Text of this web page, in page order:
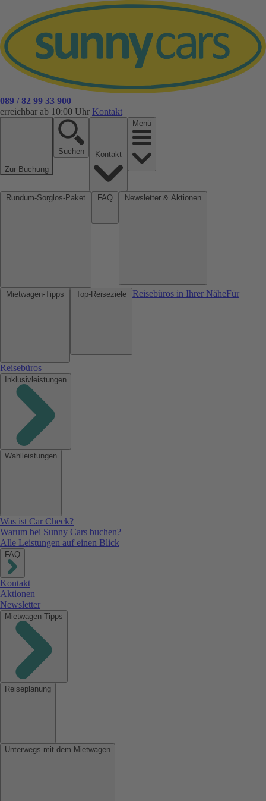
089 / 82 99 33 900
erreichbar ab 10:00 Uhr Kontakt
Zur Buchung
Suchen
Menü
Reisebüros in Ihrer NäheFür
Reisebüros
Inklusivleistungen
Wahlleistungen
Was ist Car Check?
Warum bei Sunny Cars buchen?
Alle Leistungen auf einen Blick
FAQ
Kontakt
Aktionen
Newsletter
Mietwagen-Tipps
Reiseplanung
Unterwegs mit dem Mietwagen